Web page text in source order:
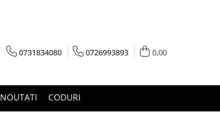
0731834080 0726993893 0,00
NOUTATI CODURI